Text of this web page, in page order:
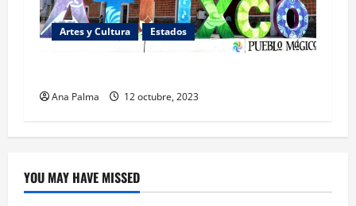
Artes y Cultura Estados
Ana Palma 12 octubre, 2023
YOU MAY HAVE MISSED
Educación